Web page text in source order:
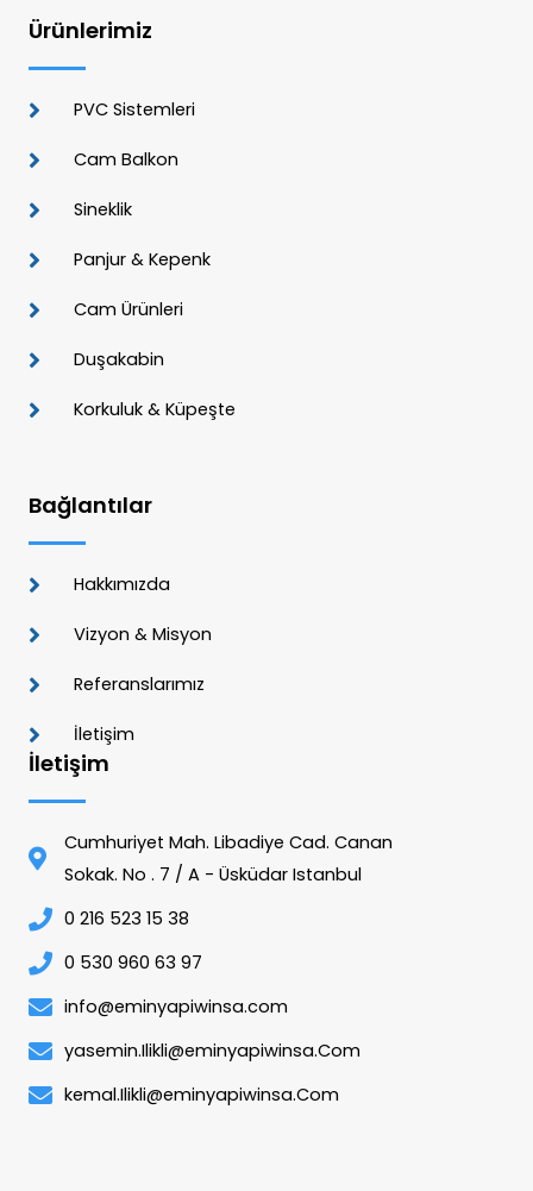
Ürünlerimiz
PVC Sistemleri
Cam Balkon
Sineklik
Panjur & Kepenk
Cam Ürünleri
Duşakabin
Korkuluk & Küpeşte
Bağlantılar
Hakkımızda
Vizyon & Misyon
Referanslarımız
İletişim
İletişim
Cumhuriyet Mah. Libadiye Cad. Canan
Sokak. No . 7 / A - Üsküdar Istanbul
0 216 523 15 38
0 530 960 63 97
info@eminyapiwinsa.com
yasemin.Ilikli@eminyapiwinsa.Com
kemal.Ilikli@eminyapiwinsa.Com